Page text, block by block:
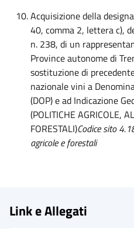
Acquisizione della
40, comma 2, lettera c),
n. 238, di un
Province autonome di
sostituzione di
nazionale vini a
(DOP) e ad Indicazione
(POLITICHE AGRICOLE,
FORESTALI)Codice sito
agricole e forestali
Link e Allegati